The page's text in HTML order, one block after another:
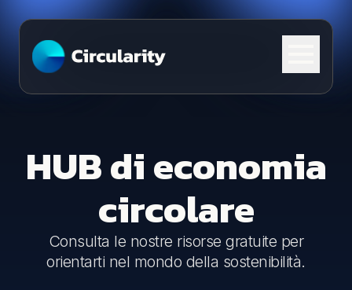
Skip to content
HUB di economia
circolare
Consulta le nostre risorse gratuite per
orientarti nel mondo della sostenibilità.